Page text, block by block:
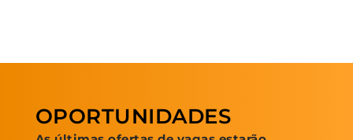
OPORTUNIDADES